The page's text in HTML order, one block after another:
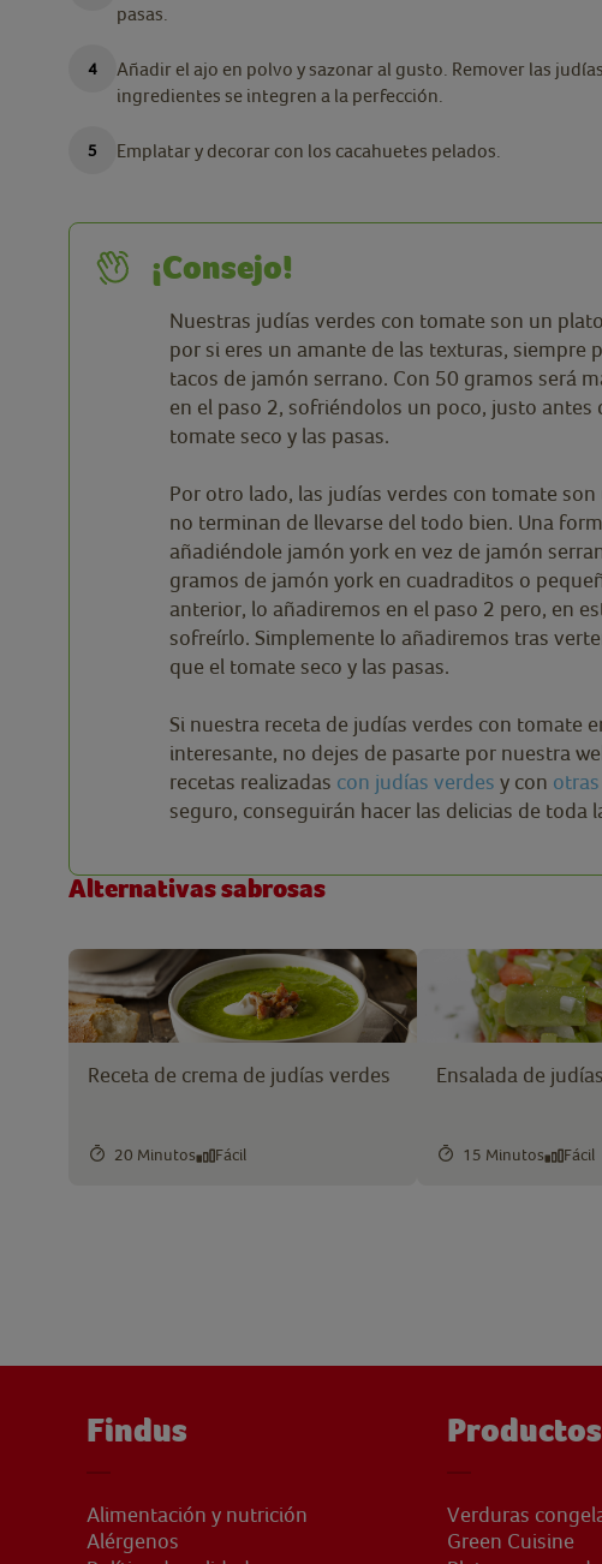
pasas.
Añadir el ajo en polvo y sazonar al gusto. Remover las
ingredientes se integren a la perfección.
Emplatar y decorar con los cacahuetes pelados.
¡Consejo!
Nuestras judías verdes con tomate son un
por si eres un amante de las texturas, siempre
tacos de jamón serrano. Con 50 gramos será
en el paso 2, sofriéndolos un poco, justo
tomate seco y las pasas.
Por otro lado, las judías verdes con tomate
no terminan de llevarse del todo bien. Una
añadiéndole jamón york en vez de jamón
gramos de jamón york en cuadraditos o
anterior, lo añadiremos en el paso 2 pero, en
sofreírlo. Simplemente lo añadiremos tras
que el tomate seco y las pasas.
Si nuestra receta de judías verdes con tomate
interesante, no dejes de pasarte por nuestra
recetas realizadas con judías verdes y con
seguro, conseguirán hacer las delicias de toda
Alternativas sabrosas
Receta de crema de judías verdes
20 Minutos Fácil
Ensalada de
15 Minutos Fácil
Findus
Alimentación y nutrición
Alérgenos
Productos
Verduras
Green Cuisine